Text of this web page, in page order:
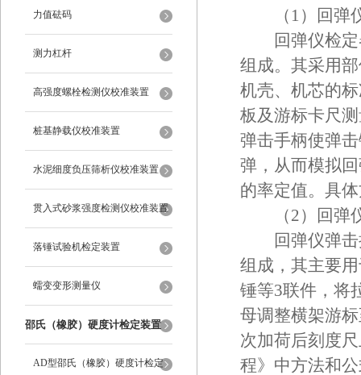
力值砝码
测力杠杆
高强度螺栓检测仪校准装置
桩基静载仪校准装置
水泥细度负压筛析仪校准装置
贯入式砂浆强度检测仪校准装置
落锤试验机检定装置
蠕变变形测量仪
邵氏（橡胶）硬度计检定装置
AD型邵氏（橡胶）硬度计检定
（1）回弹
回弹仪检定器
组成。其采用
机壳、机芯的
板及游标卡尺
弹击手柄使弹
弹，从而模拟
的率定值。具
（2）回弹仪
回弹仪弹击拉
组成，其主要
锤等3联件，将
母调整横架游
次加荷后刻度
程》中方法和